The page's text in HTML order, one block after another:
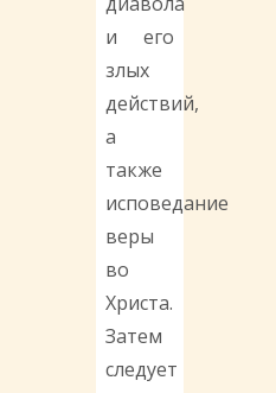
и его
злых
действий,
а
также
исповедание
веры
во
Христа.
Затем
следует